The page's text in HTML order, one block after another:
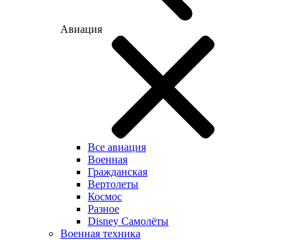
Авиация
Все авиация
Военная
Гражданская
Вертолеты
Космос
Разное
Disney Самолёты
Военная техника